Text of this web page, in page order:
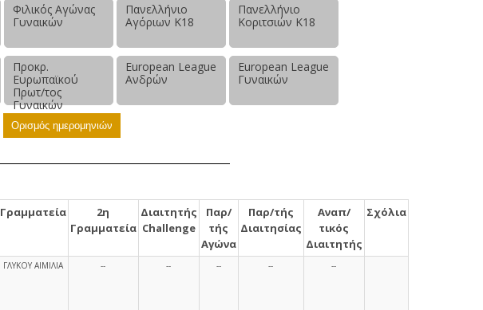
Φιλικός Αγώνας
Γυναικών
Πανελλήνιο
Αγόριων Κ18
Πανελλήνιο
Κοριτσιών Κ18
Προκρ.
Ευρωπαϊκού
Πρωτ/τος
Γυναικών
European League
Ανδρών
European League
Γυναικών
Ορισμός ημερομηνιών
Γραμματεία
2η
Γραμματεία
Διαιτητής
Challenge
Παρ/
τής
Αγώνα
Παρ/τής
Διαιτησίας
Αναπ/
τικός
Διαιτητής
Σχόλια
ΓΛΥΚΟΥ ΑΙΜΙΛΙΑ -- -- -- -- --